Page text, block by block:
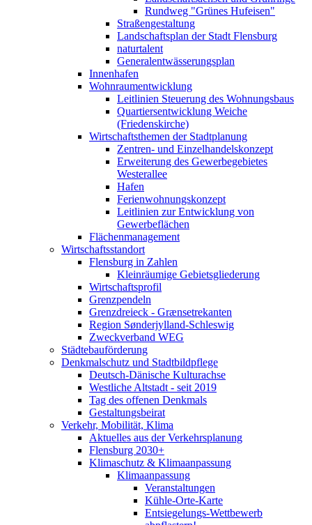
Rundweg "Grünes Hufeisen"
Straßengestaltung
Landschaftsplan der Stadt Flensburg
naturtalent
Generalentwässerungsplan
Innenhafen
Wohnraumentwicklung
Leitlinien Steuerung des Wohnungsbaus
Quartiersentwicklung Weiche
(Friedenskirche)
Wirtschaftsthemen der Stadtplanung
Zentren- und Einzelhandelskonzept
Erweiterung des Gewerbegebietes
Westerallee
Hafen
Ferienwohnungskonzept
Leitlinien zur Entwicklung von
Gewerbeflächen
Flächenmanagement
Wirtschaftsstandort
Flensburg in Zahlen
Kleinräumige Gebietsgliederung
Wirtschaftsprofil
Grenzpendeln
Grenzdreieck - Grænsetrekanten
Region Sønderjylland-Schleswig
Zweckverband WEG
Städtebauförderung
Denkmalschutz und Stadtbildpflege
Deutsch-Dänische Kulturachse
Westliche Altstadt - seit 2019
Tag des offenen Denkmals
Gestaltungsbeirat
Verkehr, Mobilität, Klima
Aktuelles aus der Verkehrsplanung
Flensburg 2030+
Klimaschutz & Klimaanpassung
Klimaanpassung
Veranstaltungen
Kühle-Orte-Karte
Entsiegelungs-Wettbewerb